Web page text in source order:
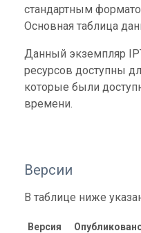
стандартным
Основная таблица
Данный экземпляр
ресурсов доступны
которые были
времени.
Версии
В таблице ниже
Версия